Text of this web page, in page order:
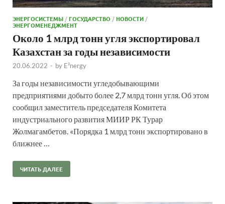
ЭНЕРГОСИСТЕМЫ /ГОСУДАРСТВО /НОВОСТИ /
ЭНЕРГОМЕНЕДЖМЕНТ
Около 1 млрд тонн угля экспортировал
Казахстан за годы независимости
20.06.2022 - by E²nergy
За годы независимости угледобывающими
предприятиями добыто более 2,7 млрд тонн угля. Об этом
сообщил заместитель председателя Комитета
индустриального развития МИИР РК Турар
Жолмагамбетов. «Порядка 1 млрд тонн экспортировано в
ближнее …
ЧИТАТЬ ДАЛЕЕ